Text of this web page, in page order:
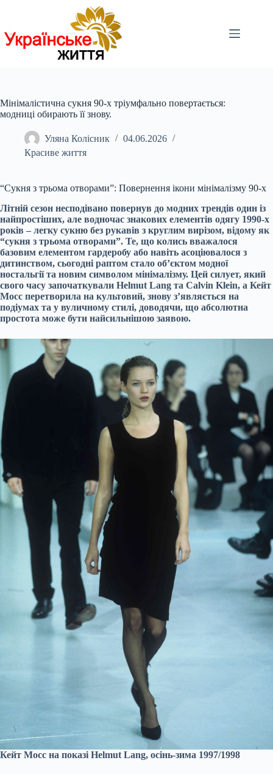
Мінімалістична сукня 90-х тріумфально повертається:
модниці обирають її знову.
Уляна Колісник
04.06.2026
Красиве життя
“Сукня з трьома отворами”: Повернення ікони мінімалізму 90-х
Літній сезон несподівано повернув до модних трендів один із
найпростіших, але водночас знакових елементів одягу 1990-х
років – легку сукню без рукавів з круглим вирізом, відому як
“сукня з трьома отворами”. Те, що колись вважалося
базовим елементом гардеробу або навіть асоціювалося з
дитинством, сьогодні раптом стало об’єктом модної
ностальгії та новим символом мінімалізму. Цей силует, який
свого часу започаткували Helmut Lang та Calvin Klein, а Кейт
Мосс перетворила на культовий, знову з’являється на
подіумах та у вуличному стилі, доводячи, що абсолютна
простота може бути найсильнішою заявою.
Кейт Мосс на показі Helmut Lang, осінь-зима 1997/1998